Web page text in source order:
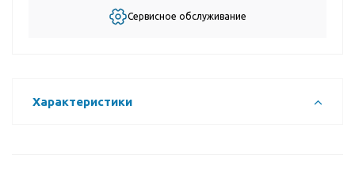
Сервисное обслуживание
Характеристики